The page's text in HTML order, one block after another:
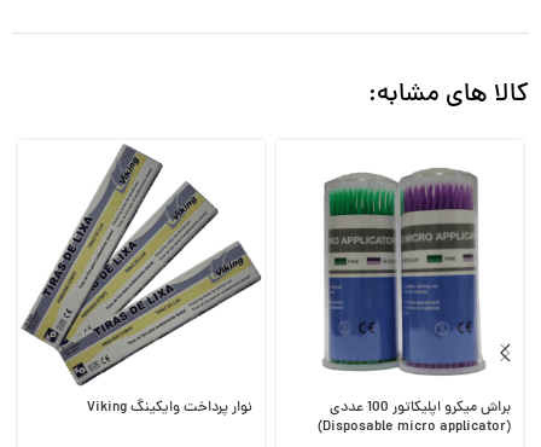
کالا های مشابه:
براش میکرو اپلیکاتور 100 عددی
(Disposable micro applicator)
نوار پرداخت وایکینگ Viking